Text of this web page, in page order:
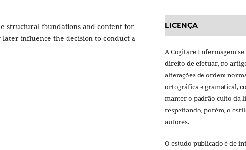
structural foundations and content for
influence the decision to conduct a
LICENÇA
A Cogitare Enfermagem
direito de efetuar, no
alterações de ordem
ortográfica e gramatical,
manter o padrão culto da
respeitando, porém, o
autores.
O estudo publicado é de